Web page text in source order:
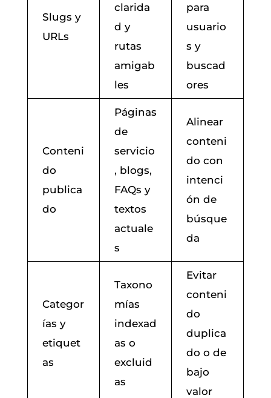
Slugs y
URLs
clarida
d y
rutas
amigab
les
para
usuario
s y
buscad
ores
Conteni
do
publica
do
Páginas
de
servicio
, blogs,
FAQs y
textos
actuale
s
Alinear
conteni
do con
intenci
ón de
búsque
da
Categor
ías y
etiquet
as
Taxono
mías
indexad
as o
excluid
as
Evitar
conteni
do
duplica
do o de
bajo
valor